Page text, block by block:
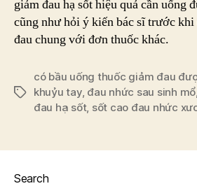
giảm đau hạ sốt hiệu quả cần uống
cũng như hỏi ý kiến bác sĩ trước
đau chung với đơn thuốc khác.
Tags
có bầu uống thuốc giảm đau
khuỷu tay, đau nhức sau sinh mổ,
đau hạ sốt, sốt cao đau nhức
Search